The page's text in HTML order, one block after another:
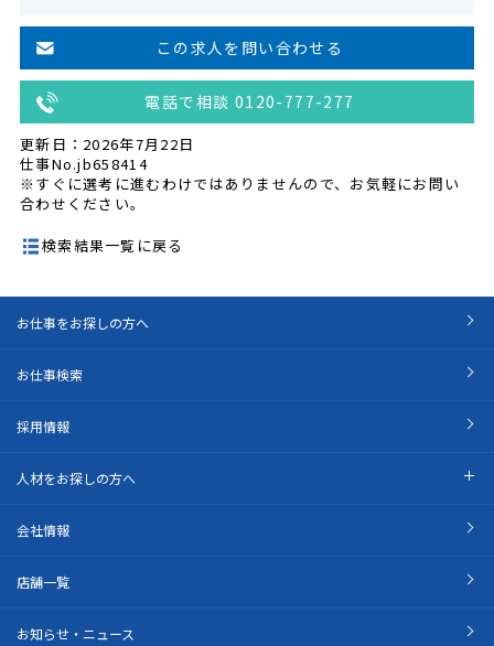
この求人を問い合わせる
電話で相談 0120-777-277
更新日：2026年7月22日
仕事No.jb658414
※すぐに選考に進むわけではありませんので、お気軽にお問い
合わせください。
検索結果一覧に戻る
お仕事をお探しの方へ
お仕事検索
採用情報
人材をお探しの方へ
会社情報
店舗一覧
お知らせ・ニュース